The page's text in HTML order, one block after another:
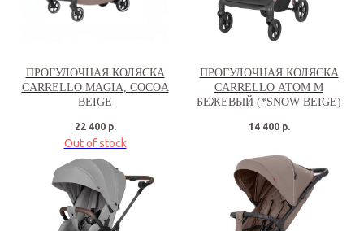
ПРОГУЛОЧНАЯ КОЛЯСКА
CARRELLO MAGIA, COCOA
BEIGE
22 400 р.
Out of stock
ПРОГУЛОЧНАЯ КОЛЯСКА
CARRELLO АТОМ М
БЕЖЕВЫЙ (*SNOW BEIGE)
14 400 р.